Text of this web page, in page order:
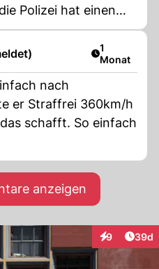
Polizei hat einen
oder so.
Artikel
1
Monat
nach
er Straffrei 360km/h
schafft. So einfach
anzeigen
9
Interaktionen
39d